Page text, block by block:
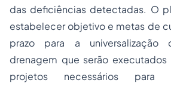
das deficiências detectadas. O
estabelecer objetivo e metas de
prazo para a universalização
drenagem que serão
projetos necessários